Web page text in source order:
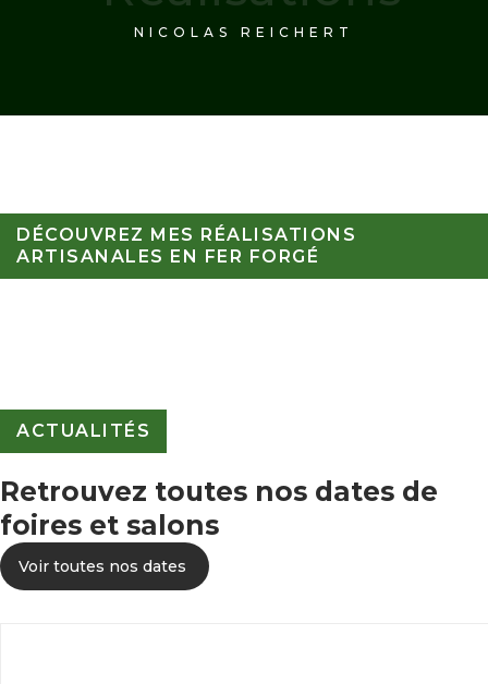
NICOLAS REICHERT
DÉCOUVREZ MES RÉALISATIONS
ARTISANALES EN FER FORGÉ
ACTUALITÉS
Retrouvez toutes nos dates de
foires et salons
Voir toutes nos dates